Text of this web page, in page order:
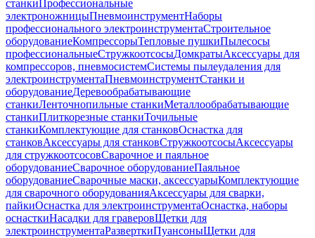
станкиПрофессиональные
электроножницыПневмоинструментНаборы
профессионального электроинструментаСтроительное
оборудованиеКомпрессорыТепловые пушкиПылесосы
профессиональныеСтружкоотсосыДомкратыАксессуары для
компрессоров, пневмосистемСистемы пылеудаления для
электроинструментаПневмоинструментСтанки и
оборудованиеДеревообрабатывающие
станкиЛенточнопильные станкиМеталлообрабатывающие
станкиПлиткорезные станкиТочильные
станкиКомплектующие для станковОснастка для
станковАксессуары для станковСтружкоотсосыАксессуары
для стружкоотсосовСварочное и паяльное
оборудованиеСварочное оборудованиеПаяльное
оборудованиеСварочные маски, аксессуарыКомплектующие
для сварочного оборудованияАксессуары для сварки,
пайкиОснастка для электроинструментаОснастка, наборы
оснасткиНасадки для граверовЩетки для
электроинструментаРазверткиПуансоныЩетки для